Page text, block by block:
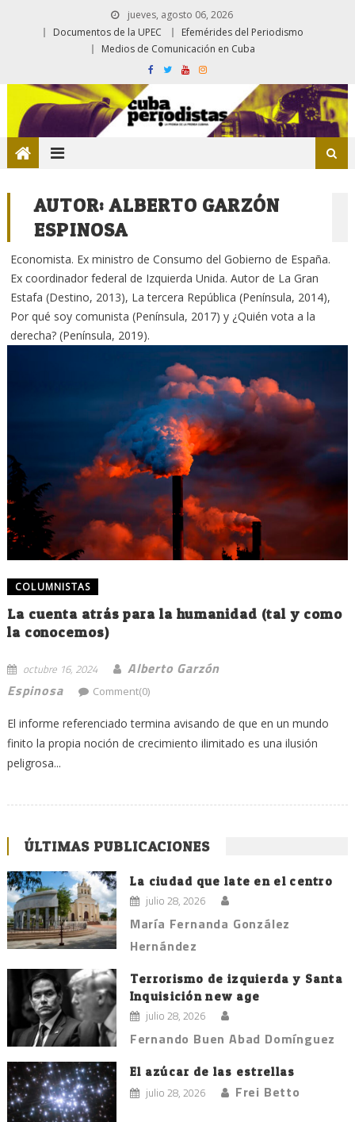
jueves, agosto 06, 2026
Documentos de la UPEC
Efemérides del Periodismo
Medios de Comunicación en Cuba
AUTOR:ALBERTO GARZÓN
ESPINOSA
Economista. Ex ministro de Consumo del Gobierno de España.
Ex coordinador federal de Izquierda Unida. Autor de La Gran
Estafa (Destino, 2013), La tercera República (Península, 2014),
Por qué soy comunista (Península, 2017) y ¿Quién vota a la
derecha? (Península, 2019).
COLUMNISTAS
La cuenta atrás para la humanidad (tal y como
la conocemos)
octubre 16, 2024
Alberto Garzón
Espinosa
Comment(0)
El informe referenciado termina avisando de que en un mundo
finito la propia noción de crecimiento ilimitado es una ilusión
peligrosa...
ÚLTIMAS PUBLICACIONES
La ciudad que late en el centro
julio 28, 2026
María Fernanda González
Hernández
Terrorismo de izquierda y Santa
Inquisición new age
julio 28, 2026
Fernando Buen Abad Domínguez
El azúcar de las estrellas
julio 28, 2026 Frei Betto